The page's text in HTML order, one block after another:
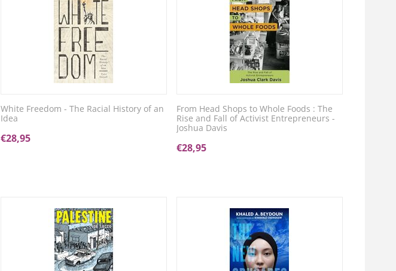
White Freedom - The Racial History of an
Idea
€28,95
From Head Shops to Whole Foods : The
Rise and Fall of Activist Entrepreneurs -
Joshua Davis
€28,95